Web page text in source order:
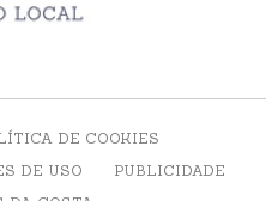
DE COOKIES
DE USO
PUBLICIDADE